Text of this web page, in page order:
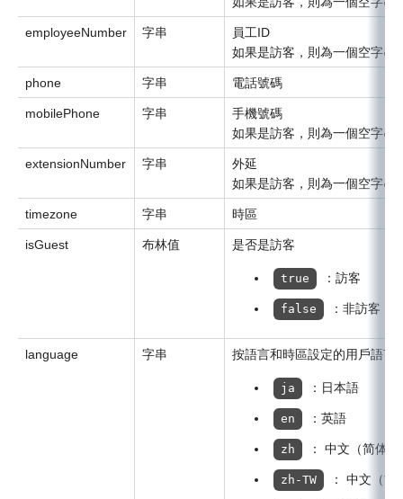
employeeNumber 字串
員工ID
如果是訪客，則為一個空字串
phone 字串 電話號碼
mobilePhone 字串
手機號碼
如果是訪客，則為一個空字串
extensionNumber 字串
外延
如果是訪客，則為一個空字串
timezone 字串 時區
isGuest 布林值 是否是訪客
true ：訪客
false ：非訪客
language 字串 按語言和時區設定的用戶語言
ja ：日本語
en ：英語
zh ： 中文（简体）
zh-TW ： 中文（繁